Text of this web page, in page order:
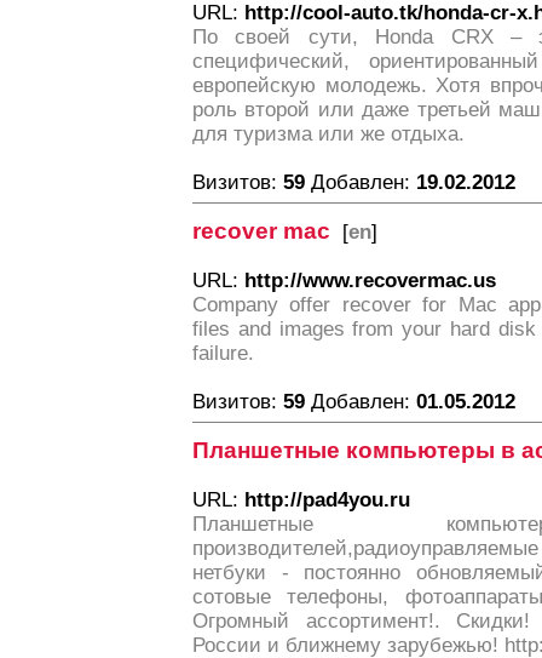
URL: http://cool-auto.tk/honda-cr-
По своей сути, Honda CRX –
специфический,
европейскую молодежь. Хотя
роль второй или даже третьей
для туризма или же отдыха.
Визитов: 59 Добавлен: 19.02.2012
recover mac [en]
URL: http://www.recovermac.us
Company offer recover for Mac
files and images from your hard
failure.
Визитов: 59 Добавлен: 01.05.2012
Планшетные компьютеры в
URL: http://pad4you.ru
Планшетные
нетбуки - постоянно
сотовые телефоны,
Огромный ассортимент!.
России и ближнему зарубежью!